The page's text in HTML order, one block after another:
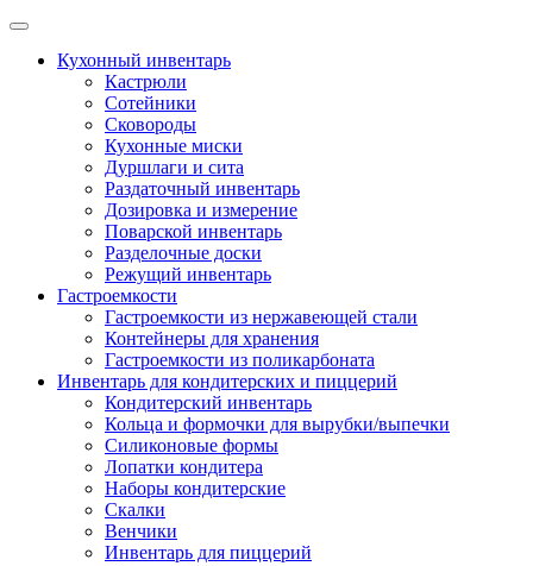
Skip
contentКухонный инвентарь
Кастрюли
Сотейники
Сковороды
Кухонные миски
Дуршлаги и сита
Раздаточный инвентарь
Дозировка и измерение
Поварской инвентарь
Разделочные доски
Режущий инвентарь
Гастроемкости
Гастроемкости из нержавеющей стали
Контейнеры для хранения
Гастроемкости из поликарбоната
Инвентарь для кондитерских и пиццерий
Кондитерский инвентарь
Кольца и формочки для вырубки/выпечки
Силиконовые формы
Лопатки кондитера
Наборы кондитерские
Скалки
Венчики
Инвентарь для пиццерий